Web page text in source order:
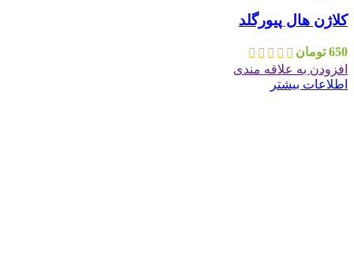
کلاژن هال پیورگلد
650 تومان
افزودن به علاقه مندی
اطلاعات بیشتر